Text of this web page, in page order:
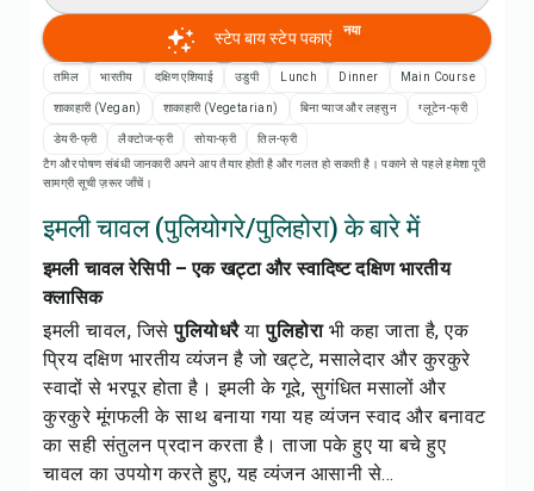
रेसिपी नोट्स
सेव करें
शेयर करें
रिपोर्ट करें
स्टेप बाय स्टेप पकाएं नया
तमिल भारतीय दक्षिण एशियाई उडुपी Lunch Dinner Main Course
शाकाहारी (Vegan) शाकाहारी (Vegetarian) बिना प्याज और लहसुन ग्लूटेन-फ्री
डेयरी-फ्री लैक्टोज-फ्री सोया-फ्री
तिल-फ्री
टैग और पोषण संबंधी जानकारी अपने आप तैयार होती है और गलत हो सकती है। पकाने से पहले हमेशा पूरी
सामग्री सूची ज़रूर जाँचें।
इमली चावल (पुलियोगरे/पुलिहोरा) के बारे में
इमली चावल रेसिपी – एक खट्टा और स्वादिष्ट दक्षिण भारतीय
क्लासिक
इमली चावल, जिसेपुलियोधरैयापुलिहोराभी कहा जाता है, एक
प्रिय दक्षिण भारतीय व्यंजन है जो खट्टे, मसालेदार और कुरकुरे
स्वादों से भरपूर होता है। इमली के गूदे, सुगंधित मसालों और
कुरकुरे मूंगफली के साथ बनाया गया यह व्यंजन स्वाद और बनावट
का सही संतुलन प्रदान करता है। ताजा पके हुए या बचे हुए
चावल का उपयोग करते हुए, यह व्यंजन आसानी से...